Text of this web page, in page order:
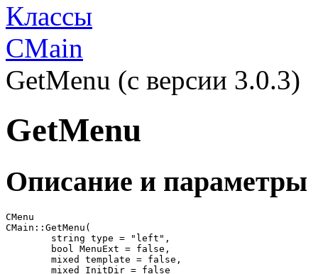
Классы
CMain
GetMenu (с версии 3.0.3)
GetMenu
Описание и параметры
CMenu
CMain::GetMenu(